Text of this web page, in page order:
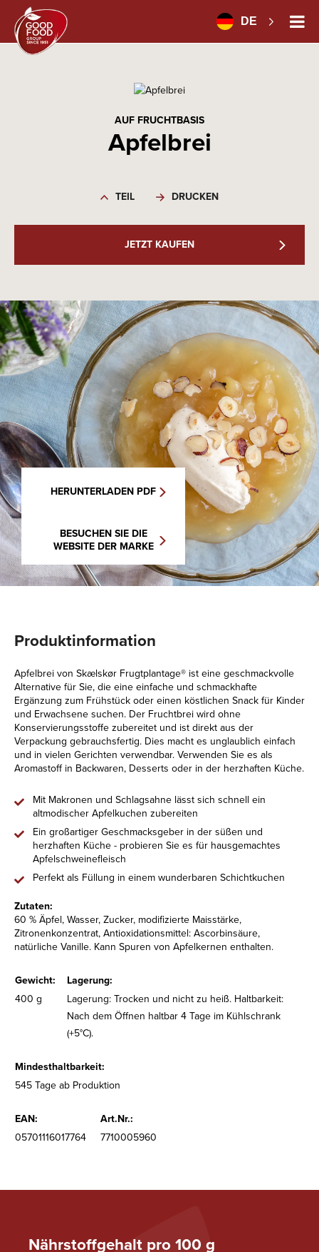
DE
AUF FRUCHTBASIS
Apfelbrei
TEIL DRUCKEN
JETZT KAUFEN
HERUNTERLADEN PDF
BESUCHEN SIE DIE
WEBSITE DER MARKE
Nährstoffgehalt pro 100 g
Produktinformation
Apfelbrei von Skælskør Frugtplantage® ist eine geschmackvolle
Alternative für Sie, die eine einfache und schmackhafte
Ergänzung zum Frühstück oder einen köstlichen Snack für Kinder
und Erwachsene suchen. Der Fruchtbrei wird ohne
Konservierungsstoffe zubereitet und ist direkt aus der
Verpackung gebrauchsfertig. Dies macht es unglaublich einfach
und in vielen Gerichten verwendbar. Verwenden Sie es als
Aromastoff in Backwaren, Desserts oder in der herzhaften Küche.
Mit Makronen und Schlagsahne lässt sich schnell ein
altmodischer Apfelkuchen zubereiten
Ein großartiger Geschmacksgeber in der süßen und
herzhaften Küche - probieren Sie es für hausgemachtes
Apfelschweinefleisch
Perfekt als Füllung in einem wunderbaren Schichtkuchen
Zutaten:
60 % Äpfel, Wasser, Zucker, modifizierte Maisstärke,
Zitronenkonzentrat, Antioxidationsmittel: Ascorbinsäure,
natürliche Vanille. Kann Spuren von Apfelkernen enthalten.
Gewicht:
Lagerung:
400 g
Lagerung: Trocken und nicht zu heiß. Haltbarkeit:
Nach dem Öffnen haltbar 4 Tage im Kühlschrank
(+5°C).
Mindesthaltbarkeit:
545 Tage ab Produktion
EAN:
Art.Nr.:
05701116017764
7710005960